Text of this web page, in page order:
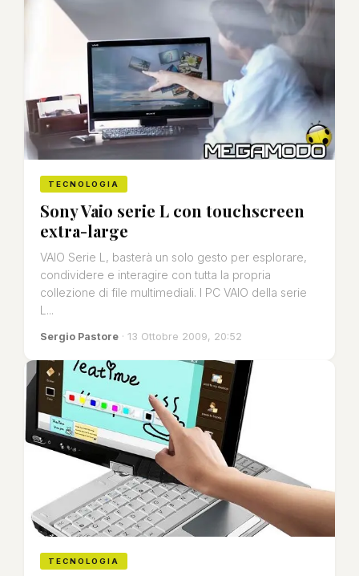
TECNOLOGIA
Sony Vaio serie L con touchscreen
extra-large
VAIO Serie L, basterà un solo gesto per esplorare,
condividere e interagire con tutta la propria
collezione di file multimediali. I PC VAIO della serie
L...
Sergio Pastore · 13 Ottobre 2009, 20:52
TECNOLOGIA